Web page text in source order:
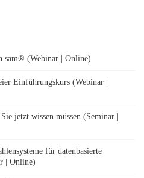
sam® (Webinar | Online)
Einführungskurs (Webinar |
jetzt wissen müssen (Seminar |
für datenbasierte
| Online)